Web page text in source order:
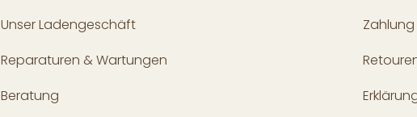
Unser Ladengeschäft
Reparaturen & Wartungen
Beratung